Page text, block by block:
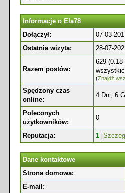
Informacje o Ela78
Dołączył:
07-03-
Ostatnia wizyta:
28-07-
Razem postów:
629 (0.18
(Znajdź
Spędzony czas
online:
4 Dni, 6
Poleconych
użytkowników:
0
Reputacja: 1 [
Dane kontaktowe
Strona domowa:
E-mail: